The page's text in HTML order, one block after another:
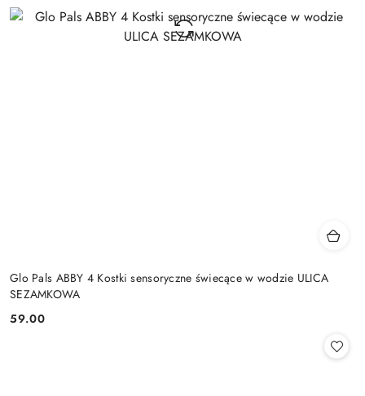
Glo Pals ABBY 4 Kostki sensoryczne świecące w wodzie ULICA
SEZAMKOWA
Cena:
59.00